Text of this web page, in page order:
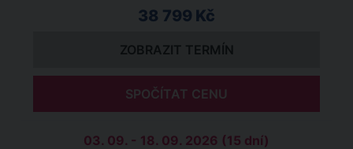
38 799 Kč
ZOBRAZIT TERMÍN
SPOČÍTAT CENU
03. 09. - 18. 09. 2026 (15 dní)